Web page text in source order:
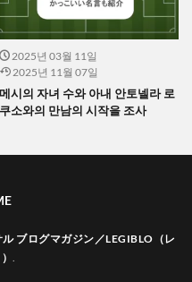
2025년 03월 11일
2025년 11월 07일
메시의 자녀 수와 아내 안토넬라 로
쿠소와의 만남의 시작을 조사
ブログマガジン／LEGIBLO（レ
.